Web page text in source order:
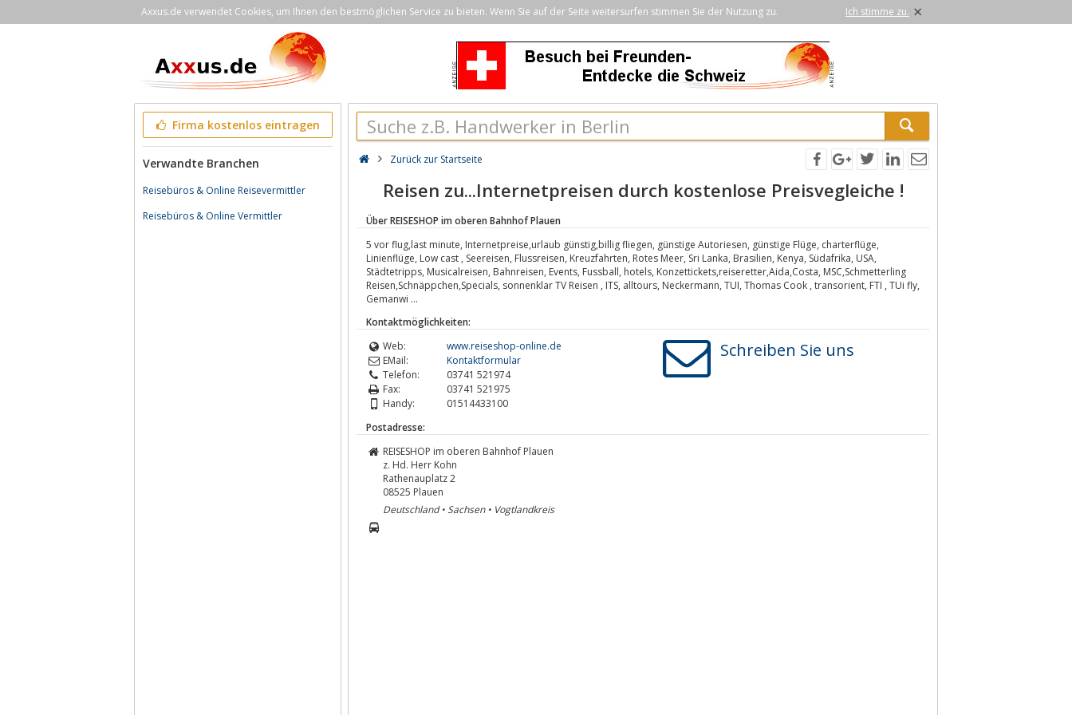
Axxus.de verwendet Cookies, um Ihnen den bestmöglichen Service zu bieten. Wenn Sie auf der Seite weitersurfen stimmen Sie der Nutzung zu. Ich stimme zu. ×
Firma kostenlos eintragen
Verwandte Branchen
Reisebüros & Online Reisevermittler
Reisebüros & Online Vermittler
Zurück zur Startseite
Reisen zu...Internetpreisen durch kostenlose Preisvegleiche !
Über REISESHOP im oberen Bahnhof Plauen
5 vor flug,last minute, Internetpreise,urlaub günstig,billig fliegen, günstige Autoriesen, günstige Flüge, charterflüge,
Linienflüge, Low cast , Seereisen, Flussreisen, Kreuzfahrten, Rotes Meer, Sri Lanka, Brasilien, Kenya, Südafrika, USA,
Städtetripps, Musicalreisen, Bahnreisen, Events, Fussball, hotels, Konzettickets,reiseretter,Aida,Costa, MSC,Schmetterling
Reisen,Schnäppchen,Specials, sonnenklar TV Reisen , ITS, alltours, Neckermann, TUI, Thomas Cook , transorient, FTI , TUi fly,
Gemanwi ...
Kontaktmöglichkeiten:
Web:
www.reiseshop-online.de
EMail:
Kontaktformular
Telefon:
03741 521974
Fax:
03741 521975
Handy:
01514433100
Schreiben Sie uns
Postadresse:
REISESHOP im oberen Bahnhof Plauen
z. Hd. Herr Kohn
Rathenauplatz 2
08525 Plauen
Deutschland • Sachsen • Vogtlandkreis